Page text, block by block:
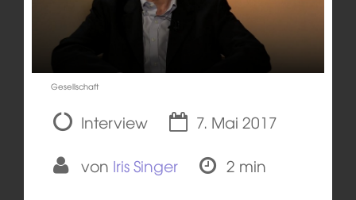
Gesellschaft
Interview
7. Mai 2017
von Iris Singer 2 min